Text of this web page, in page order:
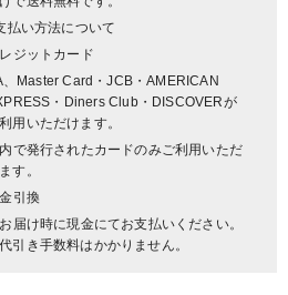
払い方法について
レジットカード
、Master Card・JCB・AMERICAN
・Diners Club・DISCOVERが
用いただけます。
で発行されたカードのみご利用いただ
す。
引換
届け時に現金にてお支払いください。
引き手数料はかかりません。